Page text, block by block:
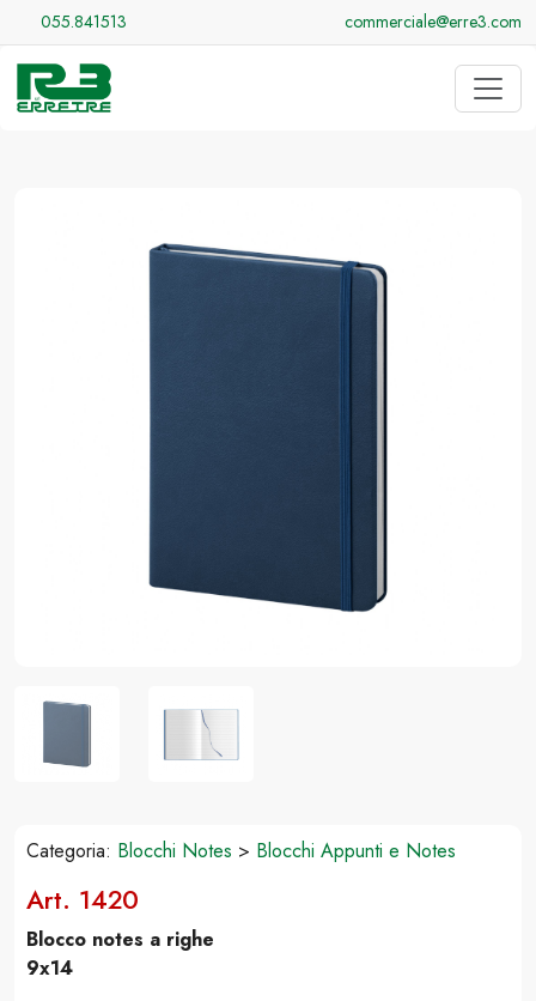
055.841513 commerciale@erre3.com
Categoria: Blocchi Notes > Blocchi Appunti e Notes
Art. 1420
Blocco notes a righe
9x14